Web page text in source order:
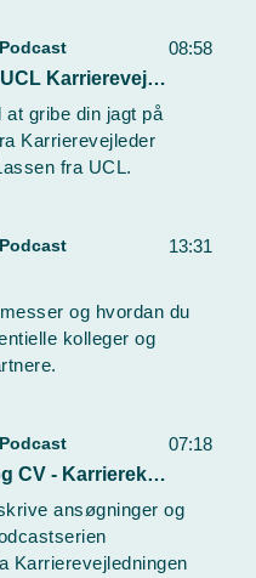
08:58
Gode råd fra UCL Karrierevejleder Morten Jung Lassen
at gribe din jagt på
Karrierevejleder
fra UCL.
13:31
og hvordan du
kolleger og
07:18
Ansøgning og CV - Karriereklar
ansøgninger og
Karrierevejledningen